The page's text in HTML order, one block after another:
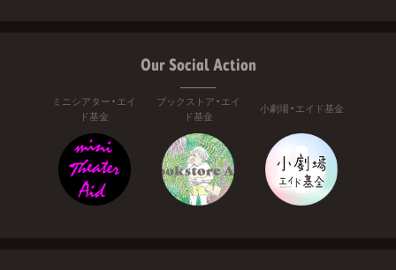
Our Social Action
ミニシアター・エイ
ド基金
ブックストア・エイ
ド基金
小劇場・エイド基金